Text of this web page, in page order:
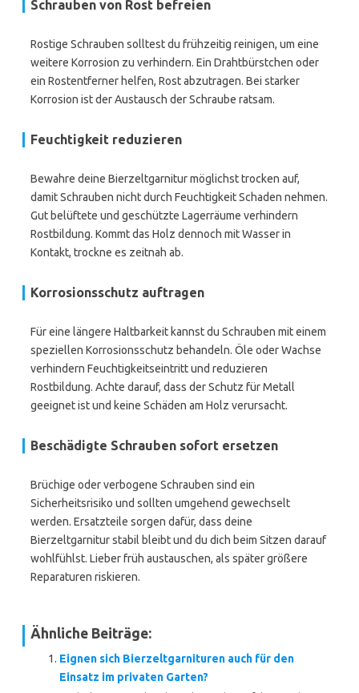
Schrauben von Rost befreien
Rostige Schrauben solltest du frühzeitig reinigen, um eine
weitere Korrosion zu verhindern. Ein Drahtbürstchen oder
ein Rostentferner helfen, Rost abzutragen. Bei starker
Korrosion ist der Austausch der Schraube ratsam.
Feuchtigkeit reduzieren
Bewahre deine Bierzeltgarnitur möglichst trocken auf,
damit Schrauben nicht durch Feuchtigkeit Schaden nehmen.
Gut belüftete und geschützte Lagerräume verhindern
Rostbildung. Kommt das Holz dennoch mit Wasser in
Kontakt, trockne es zeitnah ab.
Korrosionsschutz auftragen
Für eine längere Haltbarkeit kannst du Schrauben mit einem
speziellen Korrosionsschutz behandeln. Öle oder Wachse
verhindern Feuchtigkeitseintritt und reduzieren
Rostbildung. Achte darauf, dass der Schutz für Metall
geeignet ist und keine Schäden am Holz verursacht.
Beschädigte Schrauben sofort ersetzen
Brüchige oder verbogene Schrauben sind ein
Sicherheitsrisiko und sollten umgehend gewechselt
werden. Ersatzteile sorgen dafür, dass deine
Bierzeltgarnitur stabil bleibt und du dich beim Sitzen darauf
wohlfühlst. Lieber früh austauschen, als später größere
Reparaturen riskieren.
Ähnliche Beiträge:
Eignen sich Bierzeltgarnituren auch für den
Einsatz im privaten Garten?